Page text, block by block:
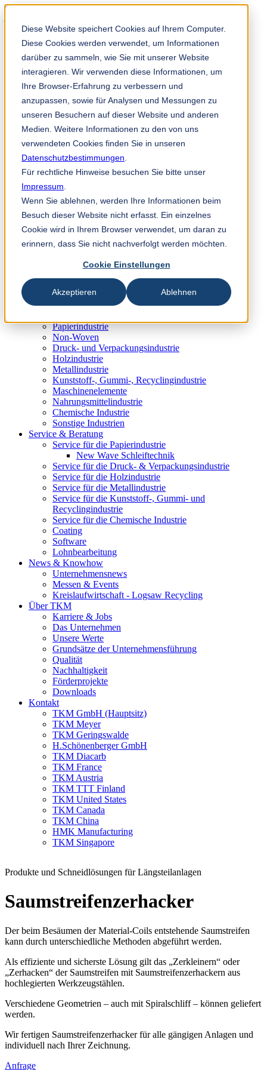
Diese Website speichert Cookies auf Ihrem Computer.
Diese Cookies werden verwendet, um Informationen
darüber zu sammeln, wie Sie mit unserer Website
interagieren. Wir verwenden diese Informationen, um
Ihre Browser-Erfahrung zu verbessern und
anzupassen, sowie für Analysen und Messungen zu
unseren Besuchern auf dieser Website und anderen
Medien. Weitere Informationen zu den von uns
verwendeten Cookies finden Sie in unseren
Datenschutzbestimmungen
Für rechtliche Hinweise besuchen Sie bitte unser
Impressum
Wenn Sie ablehnen, werden Ihre Informationen beim
Besuch dieser Website nicht erfasst. Ein einzelnes
Cookie wird in Ihrem Browser verwendet, um daran zu
erinnern, dass Sie nicht nachverfolgt werden möchten.
Cookie Einstellungen
Akzeptieren Ablehnen
Solution Finder
Mitarbeiterportal
de
+49 2191 969 255
TKM GmbH
In der Fleute 18
42897 Remscheid
Papierindustrie
Non-Woven
Druck- und Verpackungsindustrie
Holzindustrie
Metallindustrie
Kunststoff-, Gummi-, Recyclingindustrie
Maschinenelemente
Nahrungsmittelindustrie
Chemische Industrie
Sonstige Industrien
Service & Beratung
Service für die Papierindustrie
New Wave Schleiftechnik
Service für die Druck- & Verpackungsindustrie
Service für die Holzindustrie
Service für die Metallindustrie
Service für die Kunststoff-, Gummi- und
Recyclingindustrie
Service für die Chemische Industrie
Coating
Software
Lohnbearbeitung
News & Knowhow
Unternehmensnews
Messen & Events
Kreislaufwirtschaft - Logsaw Recycling
Über TKM
Karriere & Jobs
Das Unternehmen
Unsere Werte
Grundsätze der Unternehmensführung
Qualität
Nachhaltigkeit
Förderprojekte
Downloads
Kontakt
TKM GmbH (Hauptsitz)
TKM Meyer
TKM Geringswalde
H.Schönenberger GmbH
TKM Diacarb
TKM France
TKM Austria
TKM TTT Finland
TKM United States
TKM Canada
TKM China
HMK Manufacturing
TKM Singapore
Produkte und Schneidlösungen für Längsteilanlagen
Saumstreifenzerhacker
Der beim Besäumen der Material-Coils entstehende Saumstreifen
kann durch unterschiedliche Methoden abgeführt werden.
Als effiziente und sicherste Lösung gilt das „Zerkleinern“ oder
„Zerhacken“ der Saumstreifen mit Saumstreifenzerhackern aus
hochlegierten Werkzeugstählen.
Verschiedene Geometrien – auch mit Spiralschliff – können geliefert
werden.
Wir fertigen Saumstreifenzerhacker für alle gängigen Anlagen und
individuell nach Ihrer Zeichnung.
Anfrage